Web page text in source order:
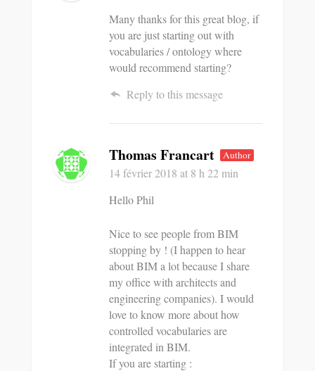
Many thanks for this great blog, if
you are just starting out with
vocabularies / ontology where
would recommend starting?
Reply to this message
Thomas Francart Author
14 février 2018 at 8 h 22 min
Hello Phil
Nice to see people from BIM
stopping by ! (I happen to hear
about BIM a lot because I share
my office with architects and
engineering companies). I would
love to know more about how
controlled vocabularies are
integrated in BIM.
If you are starting :